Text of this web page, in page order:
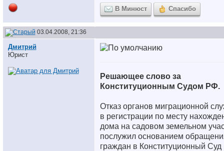
В Минюст Спасибо
03.04.2008, 21:36
Дмитрий
Юрист
Решающее слово за
Конституционным Судом РФ.
Отказ органов миграционной
в регистрации по месту
дома на садовом земельном
послужил основанием
граждан в Конституционный